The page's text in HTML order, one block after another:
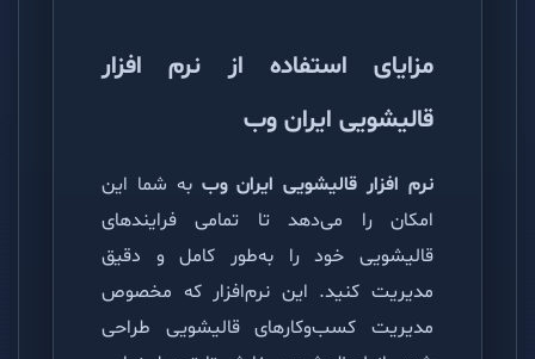
مزایای استفاده از نرم افزار
قالیشویی ایران وب
نرم افزار قالیشویی ایران وب به شما این
امکان را می‌دهد تا تمامی فرایندهای
قالیشویی خود را به‌طور کامل و دقیق
مدیریت کنید. این نرم‌افزار که مخصوص
مدیریت کسب‌وکارهای قالیشویی طراحی